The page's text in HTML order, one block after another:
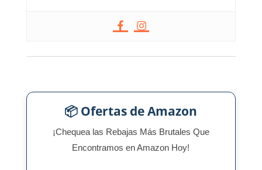
📦 Ofertas de Amazon
¡Chequea las Rebajas Más Brutales Que
Encontramos en Amazon Hoy!